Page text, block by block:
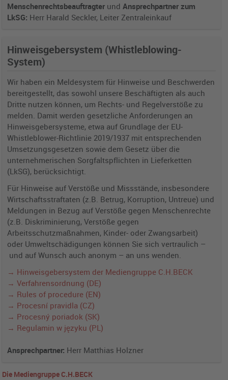
Menschenrechtsbeauftragter undAnsprechpartner zum
LkSG: Herr Harald Seckler, Leiter Zentraleinkauf
Hinweisgebersystem (Whistleblowing-
System)
Wir haben ein Meldesystem für Hinweise und Beschwerden
bereitgestellt, das sowohl unsere Beschäftigten als auch
Dritte nutzen können, um Rechts- und Regelverstöße zu
melden. Damit werden gesetzliche Anforderungen an
Hinweisgebersysteme, etwa auf Grundlage der EU-
Whistleblower-Richtlinie 2019/1937 mit entsprechenden
Umsetzungsgesetzen sowie dem Gesetz über die
unternehmerischen Sorgfaltspflichten in Lieferketten
(LkSG), berücksichtigt.
Für Hinweise auf Verstöße und Missstände, insbesondere
Wirtschaftsstraftaten (z.B. Betrug, Korruption, Untreue) und
Meldungen in Bezug auf Verstöße gegen Menschenrechte
(z.B. Diskriminierung, Verstöße gegen
Arbeitsschutzmaßnahmen, Kinder- oder Zwangsarbeit)
oder Umweltschädigungen können Sie sich vertraulich –
und auf Wunsch auch anonym – an uns wenden.
→ Hinweisgebersystem der Mediengruppe C.H.BECK
→ Verfahrensordnung (DE)
→ Rules of procedure (EN)
→ Procesní pravidla (CZ)
→ Procesný poriadok (SK)
→ Regulamin w języku (PL)
Ansprechpartner: Herr Matthias Holzner
Die Mediengruppe C.H.BECK